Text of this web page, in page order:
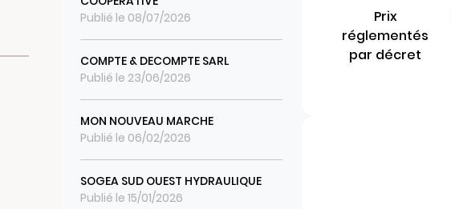
Publié le 08/07/2026
COMPTE & DECOMPTE SARL
Publié le 23/06/2026
MON NOUVEAU MARCHE
Publié le 06/02/2026
SOGEA SUD OUEST HYDRAULIQUE
Publié le 15/01/2026
Prix
réglementés
par décret